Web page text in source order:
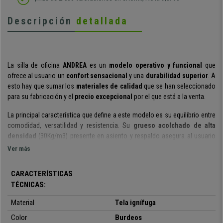
Descripción detallada
La silla de oficina ANDREAes un modelo operativo y funcional
que
ofrece al usuario un confort sensacional y una durabilidad superior. A
esto hay que sumar los materiales de calidad que se han seleccionado
para su fabricación y el precio excepcional por el que está a la venta.
La principal característica que define a este modelo es su equilibrio entre
comodidad, versatilidad y resistencia.
Su grueso acolchado de alta
densidad (30Kg/m3) presente en asiento y respaldo asegura al usuario
un gran confort.
Otro plus en cuanto a confort lo aporta su
permanente, un útil y práctico sistema para reclinar el respaldo a tu
regular el respaldo en altura
y profundidada través de roscas de
manejo fácil y fiable.
Ver más
CARACTERÍSTICAS
TÉCNICAS:
Material
Tela ignífuga
Color
Burdeos